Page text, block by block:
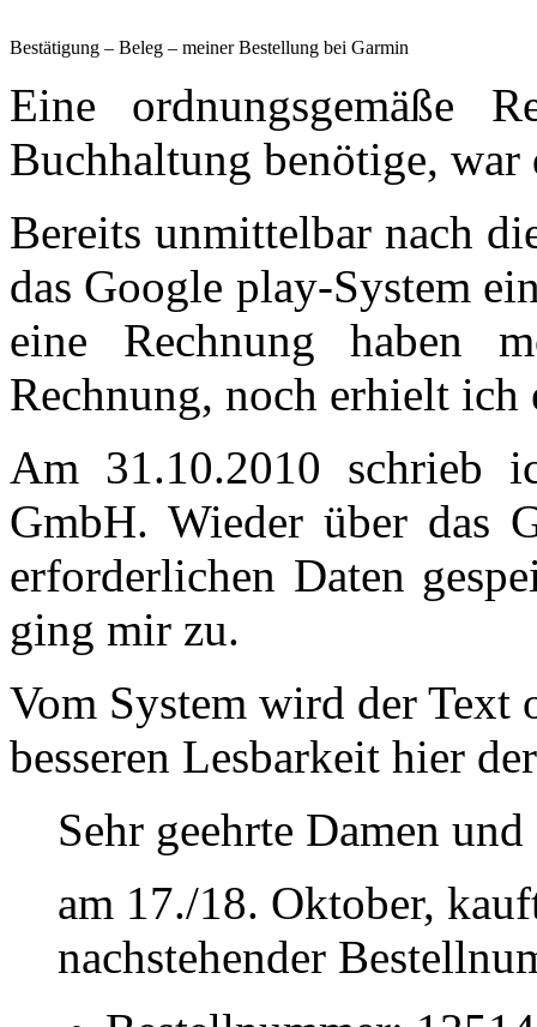
Bestätigung – Beleg – meiner Bestellung bei Garmin
Eine ordnungsgemäße
Buchhaltung benötige,
Bereits unmittelbar nach
das Google play-System
eine Rechnung haben
Rechnung, noch erhielt
Am 31.10.2010 schrieb
GmbH. Wieder über das
erforderlichen Daten
ging mir zu.
Vom System wird der Text
besseren Lesbarkeit hier
Sehr geehrte Damen
am 17./18. Oktober,
nachstehender